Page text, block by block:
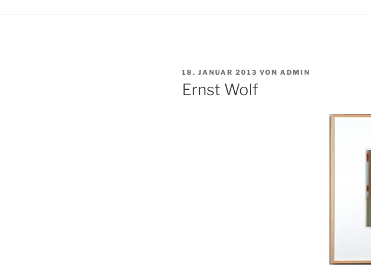
VERÖFFENTLICHT
AM
18. JANUAR 2013 VON ADMIN
Ernst Wolf